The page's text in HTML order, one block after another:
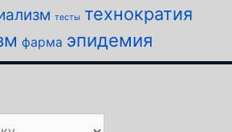
тесты технократия
фарма эпидемия